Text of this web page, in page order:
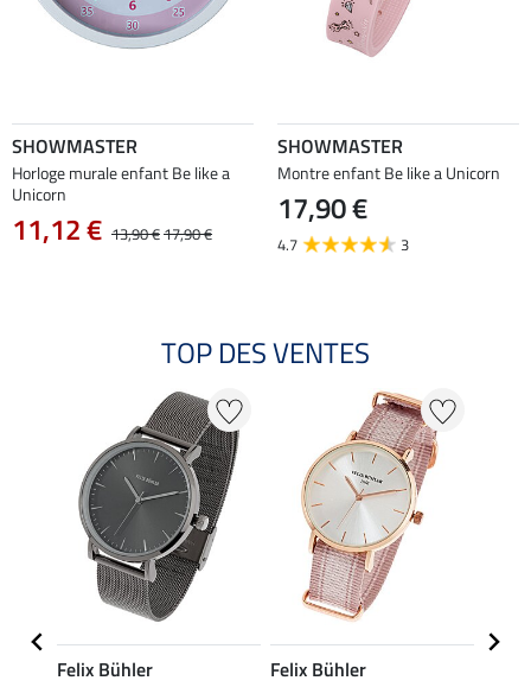
SHOWMASTER
Horloge murale enfant Be like a
Unicorn
11,12 € 13,90 €17,90 €
SHOWMASTER
Montre enfant Be like a Unicorn
17,90 €
4.7 3
TOP DES VENTES
Felix Bühler
Felix Bühler